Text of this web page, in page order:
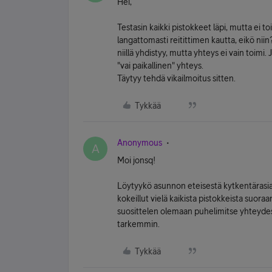
Testasin kaikki pistokkeet läpi, mutta ei
langattomasti reitittimen kautta, eikö
niillä yhdistyy, mutta yhteys ei vain
"vai paikallinen" yhteys.
Täytyy tehdä vikailmoitus sitten.
Tykkää
A
Anonymous
Moi jonsq!
Löytyykö asunnon eteisestä
kokeillut vielä kaikista pistokkeista
suosittelen olemaan puhelimitse
tarkemmin.
Tykkää